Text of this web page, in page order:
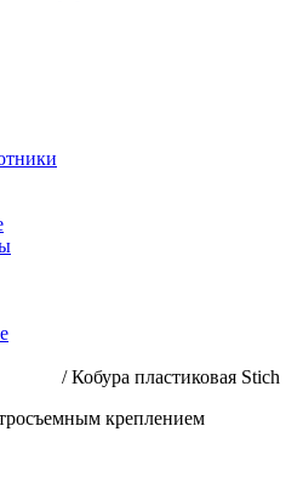
/Кобура пластиковая Stich
креплением